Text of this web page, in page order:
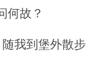
何故？
我到堡外散步